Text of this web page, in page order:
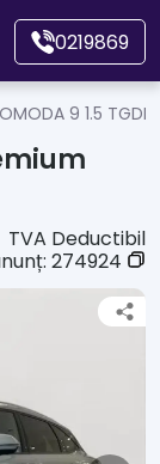
0219869
OMODA 9 1.5 TGDI
TVA Deductibil
274924